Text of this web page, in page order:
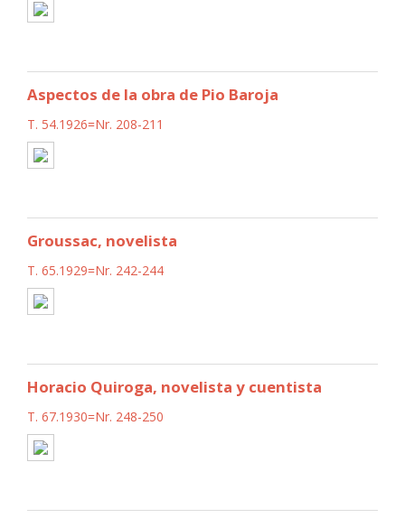
Aspectos de la obra de Pio Baroja
T. 54.1926=Nr. 208-211
Groussac, novelista
T. 65.1929=Nr. 242-244
Horacio Quiroga, novelista y cuentista
T. 67.1930=Nr. 248-250